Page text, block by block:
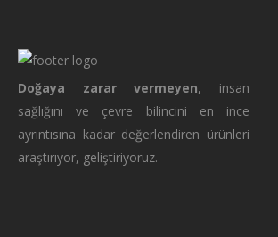
Doğaya zarar vermeyen, insan
sağlığını ve çevre bilincini en ince
ayrıntısına kadar değerlendiren ürünleri
araştırıyor, geliştiriyoruz.